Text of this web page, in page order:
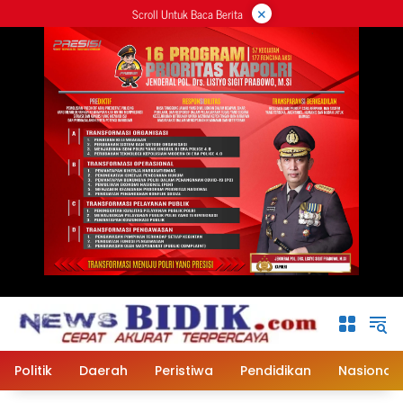
ke
Scroll Untuk Baca Berita ×
Politik Daerah Peristiwa Pendidikan Nasional